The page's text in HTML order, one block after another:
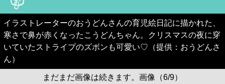
イラストレーターのおうどんさんの育児絵日記に描かれた、
寒さで鼻が赤くなったこうどんちゃん。クリスマスの夜に穿
いていたストライプのズボンも可愛い♡（提供：おうどんさ
ん）
まだまだ画像は続きます。画像（6/9）